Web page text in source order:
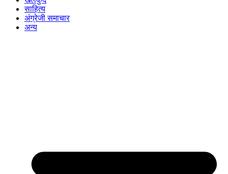
साहित्य
अंग्रेजी समाचार
अन्य